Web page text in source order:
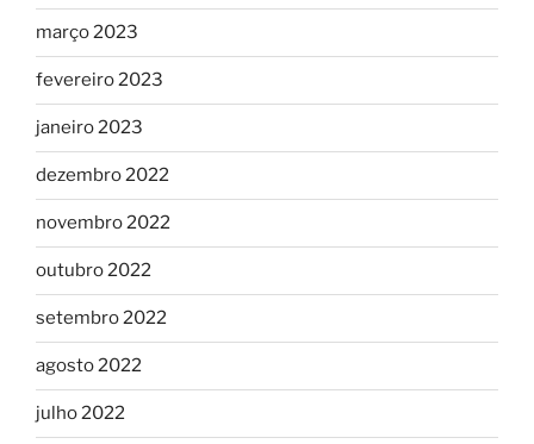
março 2023
fevereiro 2023
janeiro 2023
dezembro 2022
novembro 2022
outubro 2022
setembro 2022
agosto 2022
julho 2022